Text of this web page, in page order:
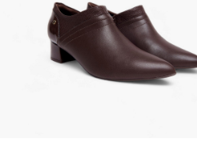
運送方式
宅配
免運費
品牌 Piccadilly
款式 跟鞋、包頭跟鞋
場合 職場女鞋
分享 客服